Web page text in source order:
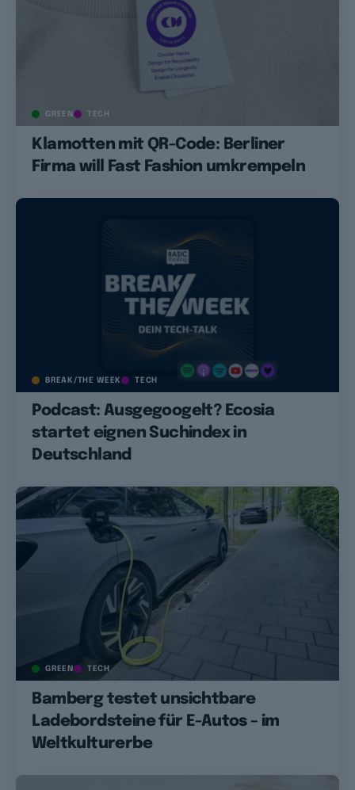
GREEN TECH
Klamotten mit QR-Code: Berliner
Firma will Fast Fashion umkrempeln
BREAK/THE WEEK TECH
Podcast: Ausgegoogelt? Ecosia
startet eignen Suchindex in
Deutschland
GREEN TECH
Bamberg testet unsichtbare
Ladebordsteine für E-Autos – im
Weltkulturerbe